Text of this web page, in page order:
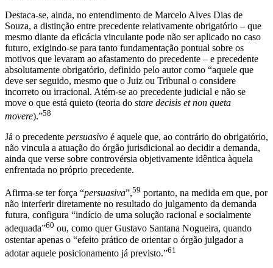
Destaca-se, ainda, no entendimento de Marcelo Alves Dias de
Souza, a distinção entre precedente relativamente obrigatório ‒ que
mesmo diante da eficácia vinculante pode não ser aplicado no caso
futuro, exigindo-se para tanto fundamentação pontual sobre os
motivos que levaram ao afastamento do precedente ‒ e precedente
absolutamente obrigatório, definido pelo autor como “aquele que
deve ser seguido, mesmo que o Juiz ou Tribunal o considere
incorreto ou irracional. Atém-se ao precedente judicial e não se
move o que está quieto (teoria do stare decisis et non queta
movere).”58
Já o precedente persuasivo é aquele que, ao contrário do obrigatório,
não vincula a atuação do órgão jurisdicional ao decidir a demanda,
ainda que verse sobre controvérsia objetivamente idêntica àquela
enfrentada no próprio precedente.
Afirma-se ter força “persuasiva”,59 portanto, na medida em que, por
não interferir diretamente no resultado do julgamento da demanda
futura, configura “indício de uma solução racional e socialmente
adequada”60 ou, como quer Gustavo Santana Nogueira, quando
ostentar apenas o “efeito prático de orientar o órgão julgador a
adotar aquele posicionamento já previsto.”61